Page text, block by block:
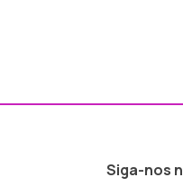
Siga-nos